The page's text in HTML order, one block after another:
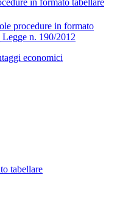
procedure in formato
n. 190/2012
economici
tabellare